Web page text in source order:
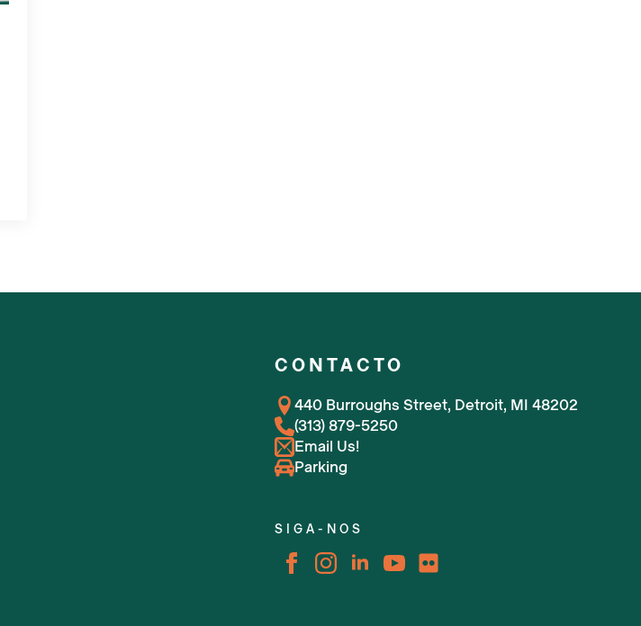
CONTACTO
440 Burroughs Street, Detroit, MI 48202
(313) 879-5250
Email Us!
Parking
SIGA-NOS